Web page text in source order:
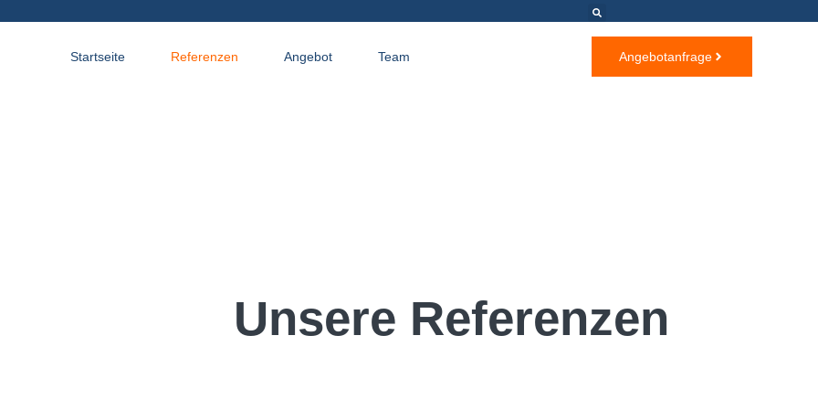
Startseite Referenzen Angebot Team Angebotanfrage
Unsere Referenzen